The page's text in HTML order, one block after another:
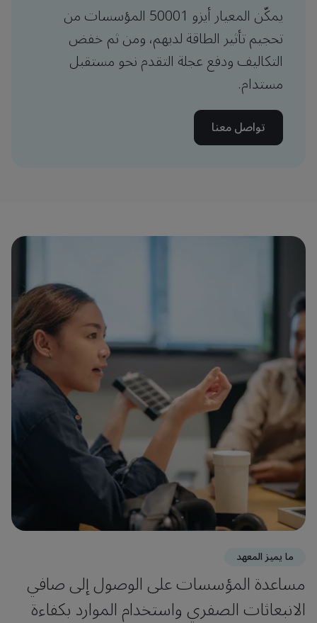
يمكّن المعيار أيزو 50001 المؤسسات من
تحجيم تأثير الطاقة لديهم، ومن ثم خفض
التكاليف ودفع عجلة التقدم نحو مستقبل
مستدام.
تواصل معنا
ما يميز المعهد
مساعدة المؤسسات على الوصول إلى صافي
الانبعاثات الصفري واستخدام الموارد بكفاءة